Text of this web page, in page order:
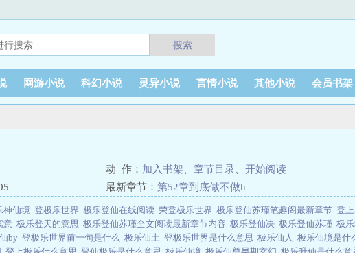
搜索
网游小说 科幻小说 灵异小说 言情小说 其他小说 会员书架
动 作： 加入书架 章节目录
开始阅读
最新章节： 第52章到底做不做h
神仙境 登极乐世界 极乐登仙在线阅读 荣登极乐世界 极乐登仙苏瑾笔趣阁最新章节 登
意 极乐登天的意思 极乐登仙苏瑾全文阅读最新章节内容 极乐登仙决 极乐登仙苏瑾 极
by 登极乐世界前一句是什么 极乐仙土 登极乐世界是什么意思 极乐仙人 极乐仙境是什